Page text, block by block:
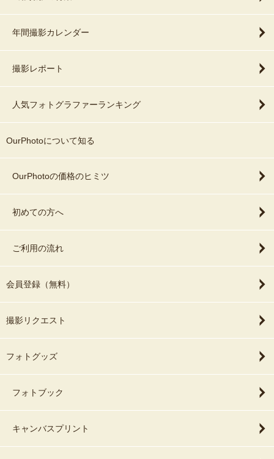
年間撮影カレンダー
撮影レポート
人気フォトグラファーランキング
OurPhotoについて知る
OurPhotoの価格のヒミツ
初めての方へ
ご利用の流れ
会員登録（無料）
撮影リクエスト
フォトグッズ
フォトブック
キャンバスプリント